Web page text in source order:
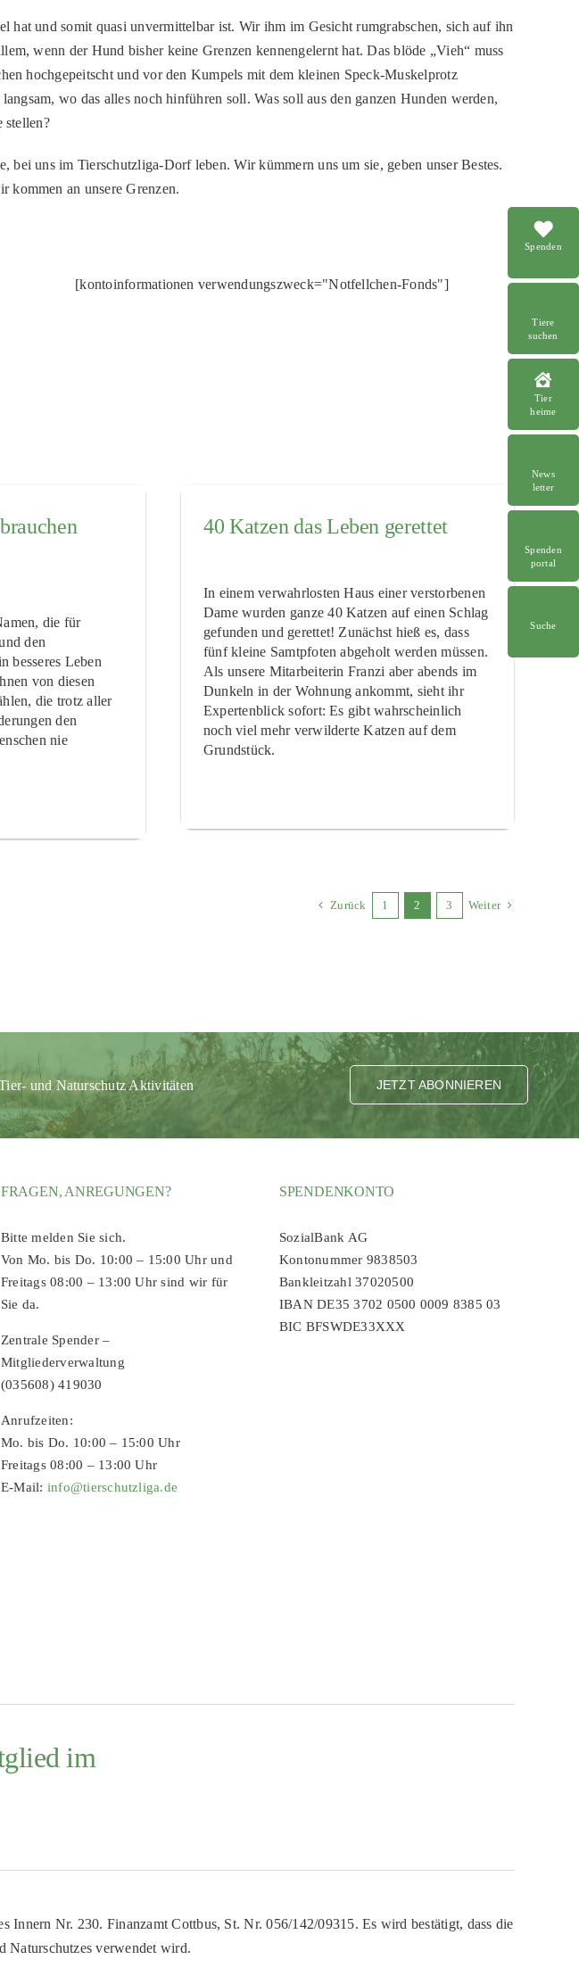
Spenden
Tiere
suchen
Tier
heime
News
letter
Spenden
portal
Suche
und somit quasi unvermittelbar ist. Wir ihm im Gesicht rumgrabschen, sich auf ihn
wenn der Hund bisher keine Grenzen kennengelernt hat. Das blöde „Vieh“ muss
hochgepeitscht und vor den Kumpels mit dem kleinen Speck-Muskelprotz
wo das alles noch hinführen soll. Was soll aus den ganzen Hunden werden,
stellen?
uns im Tierschutzliga-Dorf leben. Wir kümmern uns um sie, geben unser Bestes.
kommen an unsere Grenzen.
[kontoinformationen verwendungszweck="Notfellchen-Fonds"]
die für
den
besseres Leben
von diesen
die trotz aller
den
nie
40 Katzen das Leben gerettet
In einem verwahrlosten Haus einer verstorbenen
Dame wurden ganze 40 Katzen auf einen Schlag
gefunden und gerettet! Zunächst hieß es, dass
fünf kleine Samtpfoten abgeholt werden müssen.
Als unsere Mitarbeiterin Franzi aber abends im
Dunkeln in der Wohnung ankommt, sieht ihr
Expertenblick sofort: Es gibt wahrscheinlich
noch viel mehr verwilderte Katzen auf dem
Grundstück.
Zurück 1 2 3 Weiter
und Naturschutz Aktivitäten JETZT ABONNIEREN
FRAGEN, ANREGUNGEN?
Bitte melden Sie sich.
Von Mo. bis Do. 10:00 – 15:00 Uhr und
Freitags 08:00 – 13:00 Uhr sind wir für
Sie da.
Zentrale Spender –
Mitgliederverwaltung
(035608) 419030
Anrufzeiten:
Mo. bis Do. 10:00 – 15:00 Uhr
Freitags 08:00 – 13:00 Uhr
E-Mail: info@tierschutzliga.de
SPENDENKONTO
SozialBank AG
Kontonummer 9838503
Bankleitzahl 37020500
IBAN DE35 3702 0500 0009 8385 03
BIC BFSWDE33XXX
im
Innern Nr. 230. Finanzamt Cottbus, St. Nr. 056/142/09315. Es wird bestätigt, dass die
Naturschutzes verwendet wird.